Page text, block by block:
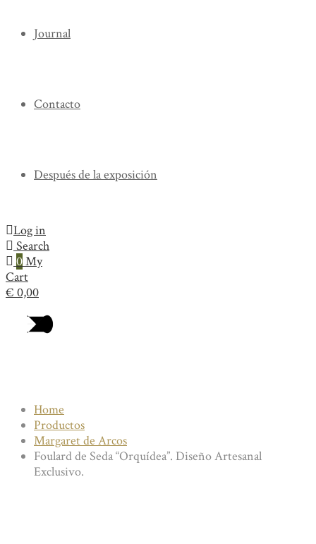
Journal
Contacto
Después de la exposición
Log in
Search
0My
Cart
€ 0,00
Home
Productos
Margaret de Arcos
Foulard de Seda “Orquídea”. Diseño Artesanal
Exclusivo.